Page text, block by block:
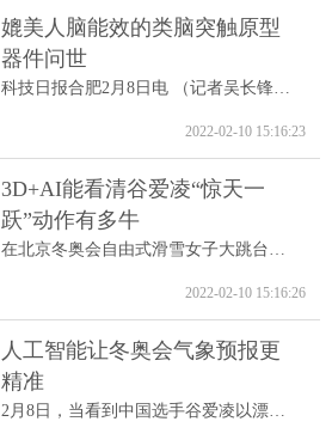
媲美人脑能效的类脑突触原型
器件问世
科技日报合肥2月8日电 （记者吴长锋）8日...
2022-02-10 15:16:23
3D+AI能看清谷爱凌“惊天一
跃”动作有多牛
在北京冬奥会自由式滑雪女子大跳台决赛中...
2022-02-10 15:16:26
人工智能让冬奥会气象预报更
精准
2月8日，当看到中国选手谷爱凌以漂亮的高...